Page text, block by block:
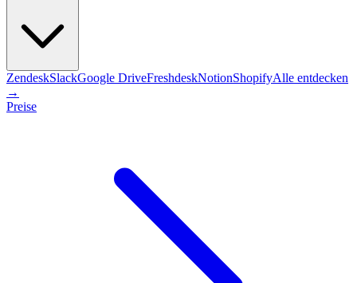
ZendeskSlackGoogle DriveFreshdeskNotionShopifyAlle entdecken
→
Preise